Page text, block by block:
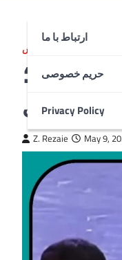
ارتباط با ما
حریم خصوصی
Privacy Policy
ورزش
به رده ۲۱ جهان و پنجمآسیا؛
نوشت
Z. Rezaie May 9,